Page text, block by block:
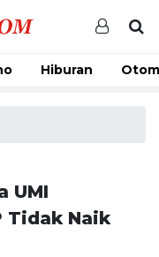
Hiburan
UMI
Tidak Naik